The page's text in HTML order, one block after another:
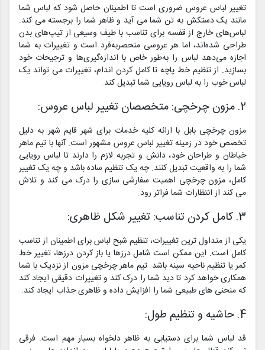
تغییر لباس عروس ضروری است تا اطمینان حاصل شود که لباس شما
مانند یک دستکش به تن شما می آید و ظاهر شما را برجسته می کند.
لباس‌های خارج از قفسه برای تناسب با طیف وسیعی از تیپ‌های بدن
طراحی شده‌اند، اما هر عروسی منحصربه‌فرد است و تغییرات به شما
اجازه می‌دهد لباس را به‌طور خاص با اندازه‌گیری‌ها و ترجیحات خود
بسازید. از تنظیم خط پاچه تا کامل کردن اندام، تغییرات می تواند یک
لباس خوب را به لباس رویایی شما تبدیل کند.
2. مزون چرخچی: متخصصان تغییر لباس عروس:
مزون چرخچی بابل با ارائه کلیه خدمات برای شهر قایم شهر به دلیل
تخصص خود در زمینه تغییر لباس عروس مشهور است. آنها با تیم ماهر
خیاطان و طراحان خود، دانش و تجربه لازم را دارند تا لباس رویایی
شما را به واقعیت تبدیل کنند. چه یک تنظیم ساده باشد و چه یک تغییر
کامل، مزون چرخچی اهمیت سفارشی سازی را درک می کند و تلاش
می کند از انتظارات شما فراتر رود.
3. کامل کردن تناسب: تغییر شکل ظاهری:
یکی از متداول ترین تغییرات، تنظیم شبح لباس برای اطمینان از تناسب
کامل است. این ممکن است شامل درزها یا باز کردن درزها، تغییر خط
کمر یا تنظیم ناحیه سینه باشد. تیم ماهر چرخچی مزون از نزدیک با شما
همکاری خواهد کرد تا دید شما را درک کند و تغییرات دقیقی ایجاد کند
که منحنی های طبیعی شما را افزایش داده و ظاهری جذاب ایجاد کند.
4. حاشیه و تنظیم طول:
قد لباس شما برای دستیابی به ظاهر دلخواه بسیار مهم است. فرقی